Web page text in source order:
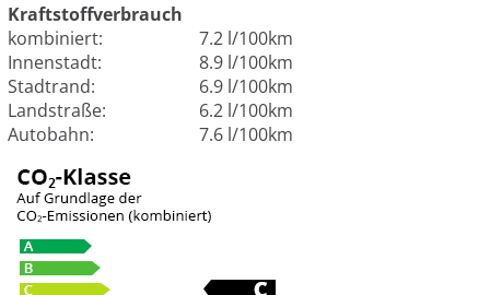
Kraftstoffverbrauch
kombiniert:
7.2 l/100km
Innenstadt:
8.9 l/100km
Stadtrand:
6.9 l/100km
Landstraße:
6.2 l/100km
Autobahn:
7.6 l/100km